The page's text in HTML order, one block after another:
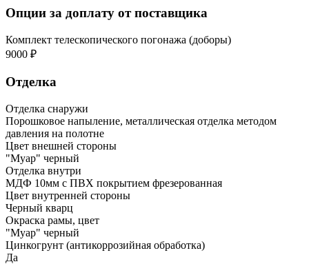
Опции за доплату от поставщика
Комплект телескопического погонажа (доборы)
9000 ₽
Отделка
Отделка снаружи
Порошковое напыление, металлическая отделка методом
давления на полотне
Цвет внешней стороны
"Муар" черный
Отделка внутри
МДФ 10мм с ПВХ покрытием фрезерованная
Цвет внутренней стороны
Черный кварц
Окраска рамы, цвет
"Муар" черный
Цинкогрунт (антикоррозийная обработка)
Да